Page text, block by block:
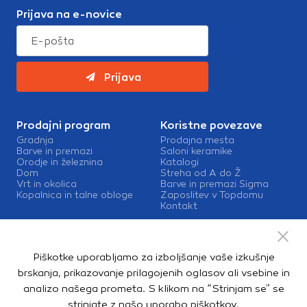
Prijava na e-novice
Prijava
Prodajni program
Gradnja
Barve in premazi
Orodje in železnina
Dom
Vrt in okolica
Kopalnica in talne obloge
Koristne povezave
Prodajna mesta
Saloni keramike
Katalogi
Streha od A do Ž
Barve in premazi Sigma
Zaposlitev v Topdomu
Kontakt
Mešalnice barv
Dostava
Piškotke uporabljamo za izboljšanje vaše izkušnje
brskanja, prikazovanje prilagojenih oglasov ali vsebine in
analizo našega prometa. S klikom na “Strinjam se” se
strinjate z našo uporabo piškotkov.